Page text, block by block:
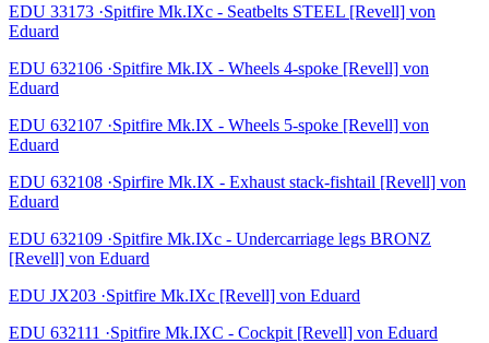
EDU 33173 ·Spitfire Mk.IXc - Seatbelts STEEL [Revell] von
Eduard
EDU 632106 ·Spitfire Mk.IX - Wheels 4-spoke [Revell] von
Eduard
EDU 632107 ·Spitfire Mk.IX - Wheels 5-spoke [Revell] von
Eduard
EDU 632108 ·Spirfire Mk.IX - Exhaust stack-fishtail [Revell] von
Eduard
EDU 632109 ·Spitfire Mk.IXc - Undercarriage legs BRONZ
[Revell] von Eduard
EDU JX203 ·Spitfire Mk.IXc [Revell] von Eduard
EDU 632111 ·Spitfire Mk.IXC - Cockpit [Revell] von Eduard